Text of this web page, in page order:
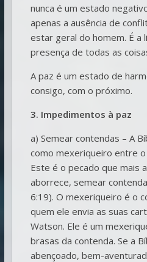
nunca é um estado
apenas a ausência de
estar geral do homem. É a
presença de todas as
A paz é um estado de
consigo, com o próximo.
3. Impedimentos à paz
a) Semear contendas – A
como mexeriqueiro entre
Este é o pecado que mais
aborrece, semear
6:19). O mexeriqueiro é o
quem ele envia as suas
Watson. Ele é um
brasas da contenda. Se a
abençoado, bem-